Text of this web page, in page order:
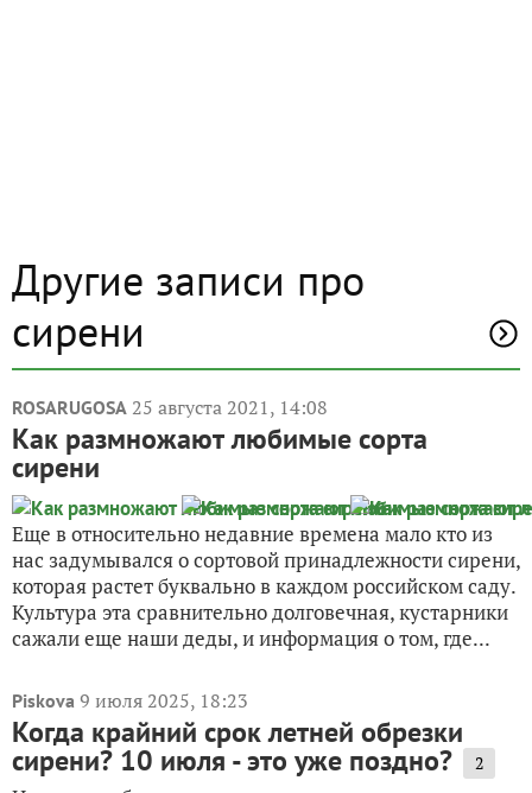
Другие записи про
сирени
ROSARUGOSA 25 августа 2021, 14:08
Как размножают любимые сорта
сирени
Еще в относительно недавние времена мало кто из
нас задумывался о сортовой принадлежности сирени,
которая растет буквально в каждом российском саду.
Культура эта сравнительно долговечная, кустарники
сажали еще наши деды, и информация о том, где...
Piskova 9 июля 2025, 18:23
Когда крайний срок летней обрезки
сирени? 10 июля - это уже поздно? 2